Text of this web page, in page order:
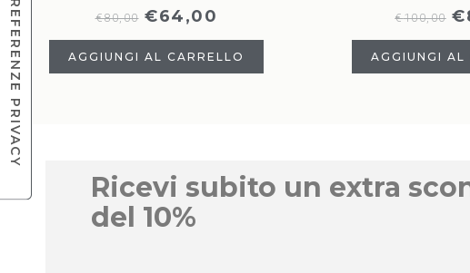
€80,00 €64,00
AGGIUNGI AL CARRELLO
€100,00 €
AGGIUNGI AL
Ricevi subito un extra
del 10%